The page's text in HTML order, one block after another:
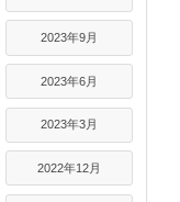
2023年9月
2023年6月
2023年3月
2022年12月